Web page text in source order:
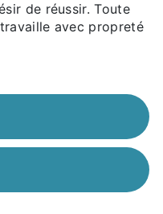
de réussir. Toute
avec propreté